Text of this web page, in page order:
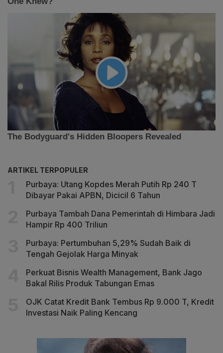
ARTIKEL TERPOPULER
Purbaya: Utang Kopdes Merah Putih Rp 240 T
Dibayar Pakai APBN, Dicicil 6 Tahun
Purbaya Tambah Dana Pemerintah di Himbara Jadi
Hampir Rp 400 Triliun
Purbaya: Pertumbuhan 5,29% Sudah Baik di
Tengah Gejolak Harga Minyak
Perkuat Bisnis Wealth Management, Bank Jago
Bakal Rilis Produk Tabungan Emas
OJK Catat Kredit Bank Tembus Rp 9.000 T, Kredit
Investasi Naik Paling Kencang